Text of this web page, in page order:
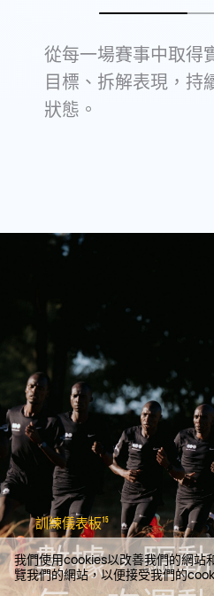
我們使用cookies以改善我們的網站
覽我們的網站，以便接受我們的
從每一場賽事中取得
目標、拆解表現，持
狀⁠態。
訓練儀表板15
數據，驅